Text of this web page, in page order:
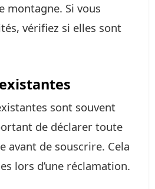
montagne. Si vous
vérifiez si elles sont
sont souvent
de déclarer toute
avant de souscrire. Cela
lors d’une réclamation.